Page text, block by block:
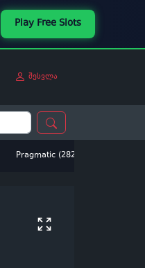
Play Free Slots
შესვლა
Pragmatic (282)